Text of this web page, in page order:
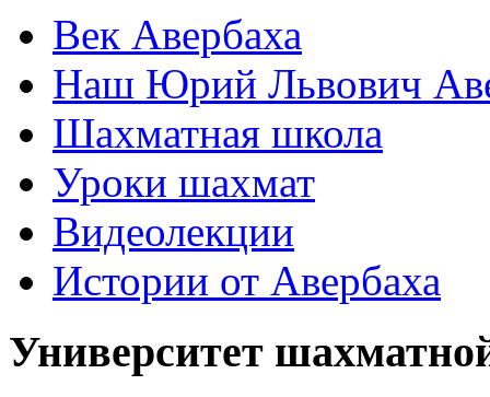
Век Авербаха
Наш Юрий Львович
Шахматная школа
Уроки шахмат
Видеолекции
Истории от Авербаха
Университет